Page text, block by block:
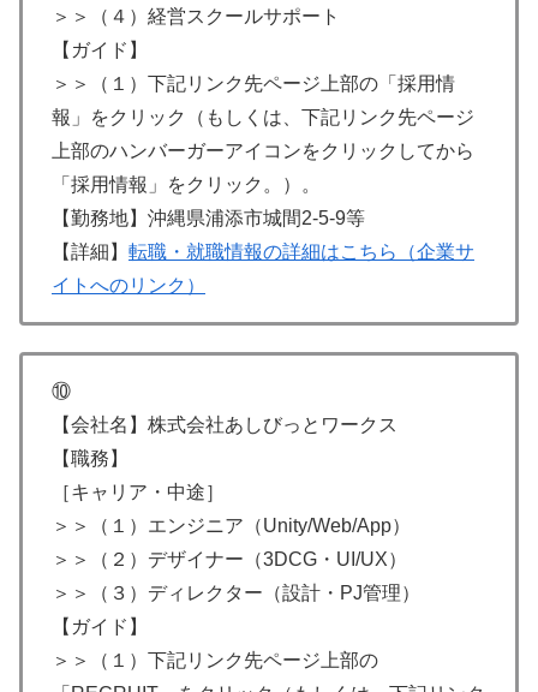
＞＞（４）経営スクールサポート
【ガイド】
＞＞（１）下記リンク先ページ上部の「採用情
報」をクリック（もしくは、下記リンク先ページ
上部のハンバーガーアイコンをクリックしてから
「採用情報」をクリック。）。
【勤務地】沖縄県浦添市城間2-5-9等
【詳細】 転職・就職情報の詳細はこちら（企業サ
イトへのリンク）
⑩
【会社名】株式会社あしびっとワークス
【職務】
［キャリア・中途］
＞＞（１）エンジニア（Unity/Web/App）
＞＞（２）デザイナー（3DCG・UI/UX）
＞＞（３）ディレクター（設計・PJ管理）
【ガイド】
＞＞（１）下記リンク先ページ上部の